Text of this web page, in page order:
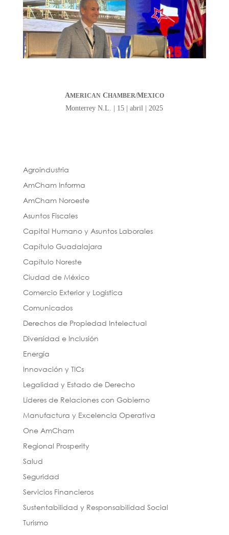
AMERICANCHAMBER/MEXICO
Monterrey N.L. | 15 | abril | 2025
Agroindustria
AmCham Informa
AmCham Noroeste
Asuntos Fiscales
Capital Humano y Asuntos Laborales
Capítulo Guadalajara
Capítulo Noreste
Ciudad de México
Comercio Exterior y Logística
Comunicados
Derechos de Propiedad Intelectual
Diversidad e Inclusión
Energía
Innovación y TICs
Legalidad y Estado de Derecho
Líderes de Relaciones con Gobierno
Manufactura y Excelencia Operativa
One AmCham
Regional Prosperity
Salud
Seguridad
Servicios Financieros
Sustentabilidad y Responsabilidad Social
Turismo